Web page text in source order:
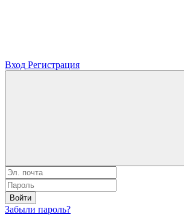
Вход Регистрация
Войти
Забыли пароль?